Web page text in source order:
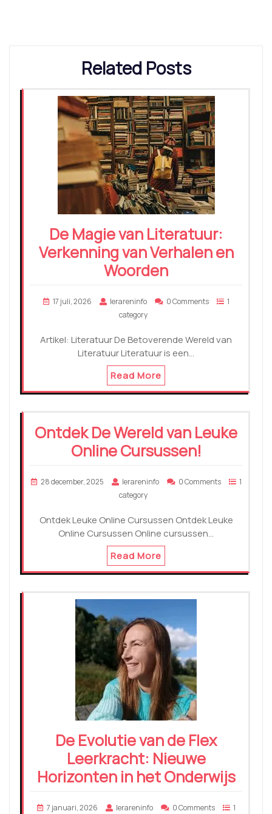
Related Posts
De Magie van Literatuur:
Verkenning van Verhalen en
Woorden
17 juli, 2026 lerareninfo 0 Comments
1
category
Artikel: Literatuur De Betoverende Wereld van
Literatuur Literatuur is een…
Read More
Ontdek De Wereld van Leuke
Online Cursussen!
28 december, 2025 lerareninfo 0 Comments
1
category
Ontdek Leuke Online Cursussen Ontdek Leuke
Online Cursussen Online cursussen…
Read More
De Evolutie van de Flex
Leerkracht: Nieuwe
Horizonten in het Onderwijs
7 januari, 2026 lerareninfo 0 Comments
1